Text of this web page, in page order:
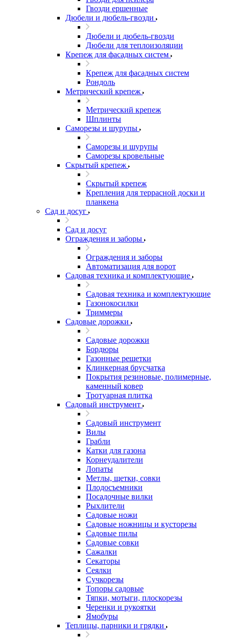
Гвозди ершенные
Дюбели и дюбель-гвозди
Дюбели и дюбель-гвозди
Дюбели для теплоизоляции
Крепеж для фасадных систем
Крепеж для фасадных систем
Рондоль
Метрический крепеж
Метрический крепеж
Шплинты
Саморезы и шурупы
Саморезы и шурупы
Саморезы кровельные
Скрытый крепеж
Скрытый крепеж
Крепления для террасной доски и
планкена
Сад и досуг
Сад и досуг
Ограждения и заборы
Ограждения и заборы
Автоматизация для ворот
Садовая техника и комплектующие
Садовая техника и комплектующие
Газонокосилки
Триммеры
Садовые дорожки
Садовые дорожки
Бордюры
Газонные решетки
Клинкерная брусчатка
Покрытия резиновые, полимерные,
каменный ковер
Тротуарная плитка
Садовый инструмент
Садовый инструмент
Вилы
Грабли
Катки для газона
Корнеудалители
Лопаты
Метлы, щетки, совки
Плодосъемники
Посадочные вилки
Рыхлители
Садовые ножи
Садовые ножницы и кусторезы
Садовые пилы
Садовые совки
Сажалки
Секаторы
Сеялки
Сучкорезы
Топоры садовые
Тяпки, мотыги, плоскорезы
Черенки и рукоятки
Ямобуры
Теплицы, парники и грядки